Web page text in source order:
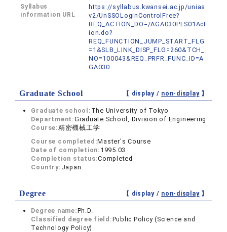
Syllabus
information URL
https://syllabus.kwansei.ac.jp/unias
v2/UnSSOLoginControlFree?
REQ_ACTION_DO=/AGA030PLS01Act
ion.do?
REQ_FUNCTION_JUMP_START_FLG
=1&SLB_LINK_DISP_FLG=260&TCH_
NO=100043&REQ_PRFR_FUNC_ID=A
GA030
Graduate School 【 display / non-display】
Graduate school: The University of Tokyo
Department:Graduate School, Division of Engineering
Course:精密機械工学
Course completed:Master's Course
Date of completion: 1995.03
Completion status:Completed
Country: Japan
Degree 【 display / non-display】
Degree name:Ph.D.
Classified degree field:Public Policy (Science and
Technology Policy)